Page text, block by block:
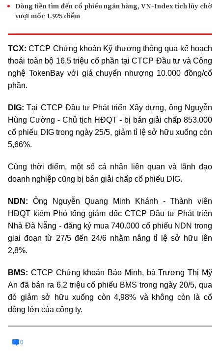
Dòng tiền tìm đến cổ phiếu ngân hàng, VN-Index tích lũy chờ
vượt mốc 1.925 điểm
TCX: CTCP Chứng khoán Kỹ thương thông qua kế hoạch
thoái toàn bộ 16,5 triệu cổ phần tại CTCP Đầu tư và Công
nghệ TokenBay với giá chuyển nhượng 10.000 đồng/cổ
phần.
DIG:Tại CTCP Đầu tư Phát triển Xây dựng, ông Nguyễn
Hùng Cường - Chủ tịch HĐQT - bị bán giải chấp 853.000
cổ phiếu DIG trong ngày 25/5, giảm tỉ lệ sở hữu xuống còn
5,66%.
Cùng thời điểm, một số cá nhân liên quan và lãnh đạo
doanh nghiệp cũng bị bán giải chấp cổ phiếu DIG.
NDN: Ông Nguyễn Quang Minh Khánh -Thành viên
HĐQT kiêm Phó tổng giám đốc CTCP Đầu tư Phát triển
Nhà Đà Nẵng -đăng ký mua 740.000 cổ phiếu NDN trong
giai đoạn từ 27/5 đến 24/6 nhằm nângtỉ lệ sở hữu lên
2,8%.
BMS: CTCP Chứng khoán Bảo Minh, bà Trương Thị Mỹ
An đã bán ra 6,2 triệu cổ phiếu BMS trong ngày 20/5, qua
đó giảm sở hữu xuống còn 4,98% và không còn là cổ
đông lớn của công ty.
0